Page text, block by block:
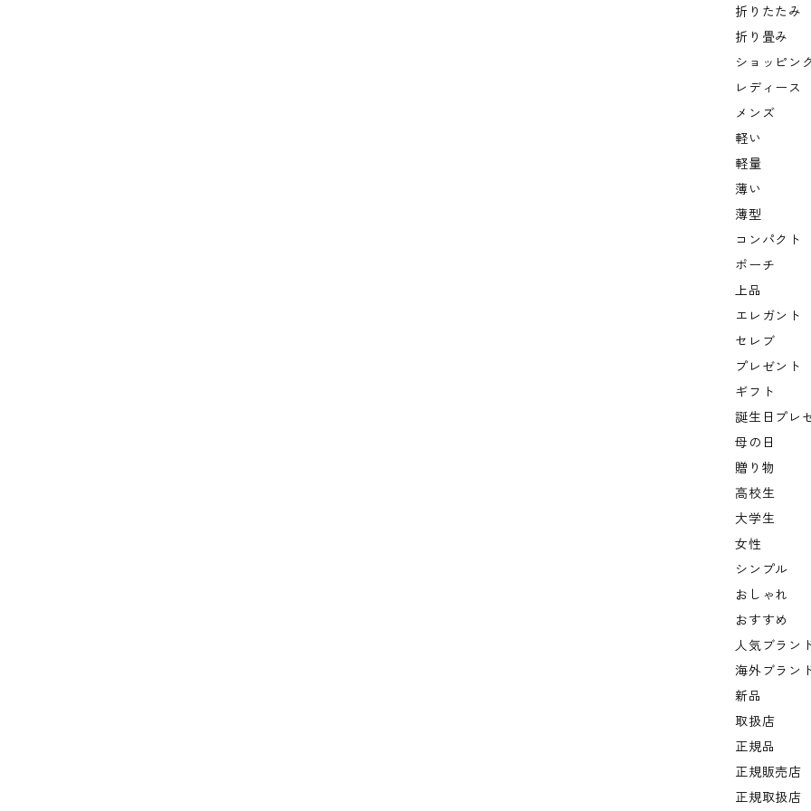
折りたたみ
折り畳み
ショッピン
レディース
メンズ
軽い
軽量
薄い
薄型
コンパクト
ポーチ
上品
エレガント
セレブ
プレゼント
ギフト
誕生日プレ
母の日
贈り物
高校生
大学生
女性
シンプル
おしゃれ
おすすめ
人気ブラン
海外ブラン
新品
取扱店
正規品
正規販売店
正規取扱店